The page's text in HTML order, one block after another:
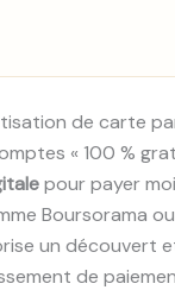
de carte
« 100 %
pour payer
Boursorama
un découvert
de